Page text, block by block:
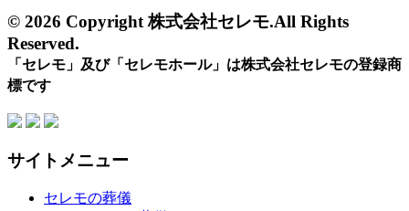
© 2026 Copyright 株式会社セレモ.All Rights
Reserved.
「セレモ」及び「セレモホール」は株式会社セレモの登録商
標です
サイトメニュー
セレモの葬儀